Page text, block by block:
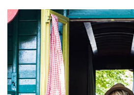
visiteurs, nous ouvre ses portes